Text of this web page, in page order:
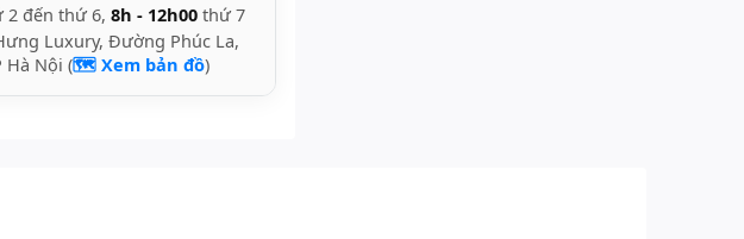
2 đến thứ 6,8h - 12h00 thứ 7
Luxury, Đường Phúc La,
Hà Nội (🗺️ Xem bản đồ)